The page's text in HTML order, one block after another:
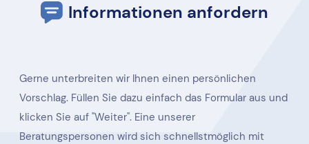
Informationen anfordern
Gerne unterbreiten wir Ihnen einen persönlichen
Vorschlag. Füllen Sie dazu einfach das Formular aus und
klicken Sie auf "Weiter". Eine unserer
Beratungspersonen wird sich schnellstmöglich mit